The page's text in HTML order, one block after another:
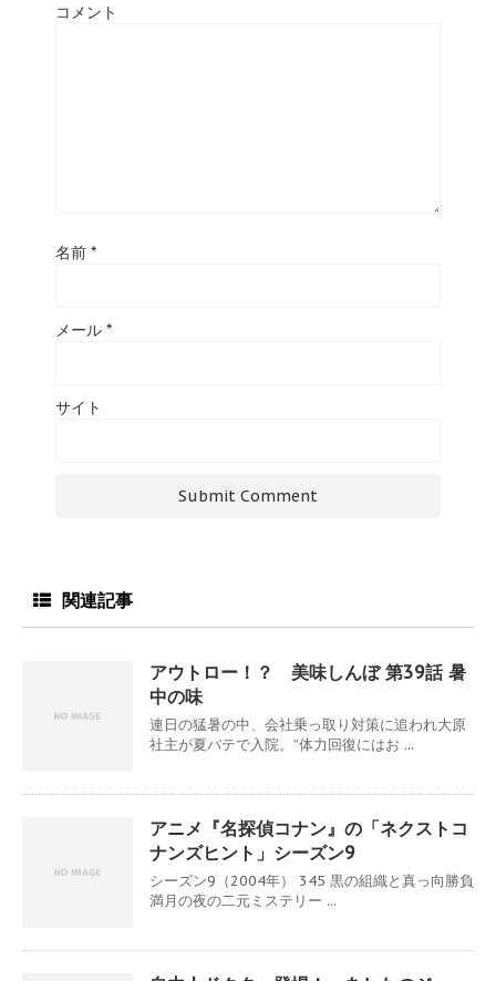
コメント
名前 *
メール *
サイト
関連記事
アウトロー！？ 美味しんぼ 第39話 暑
中の味
連日の猛暑の中、会社乗っ取り対策に追われ大原
社主が夏バテで入院。”体力回復にはお ...
アニメ『名探偵コナン』の「ネクストコ
ナンズヒント」シーズン9
シーズン9（2004年） 345 黒の組織と真っ向勝負
満月の夜の二元ミステリー ...